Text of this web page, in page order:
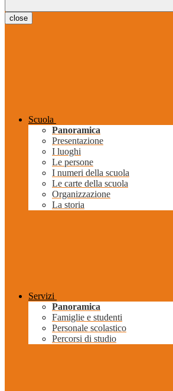
close
Scuola
Panoramica
Presentazione
I luoghi
Le persone
I numeri della scuola
Le carte della scuola
Organizzazione
La storia
Servizi
Panoramica
Famiglie e studenti
Personale scolastico
Percorsi di studio